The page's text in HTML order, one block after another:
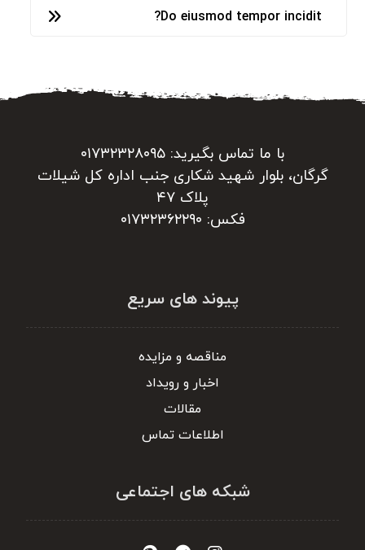
Do eiusmod tempor incidit?
با ما تماس بگیرید: ۰۱۷۳۲۳۲۸۰۹۵
گرگان، بلوار شهید شکاری جنب اداره کل شیلات
پلاک ۴۷
فکس: ۰۱۷۳۲۳۶۲۲۹۰
پیوند های سریع
مناقصه و مزایده
اخبار و رویداد
مقالات
اطلاعات تماس
شبکه های اجتماعی